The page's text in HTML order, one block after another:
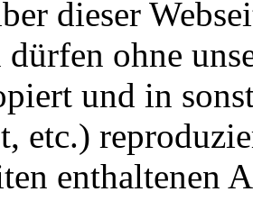
dieser
dürfen ohne
und in
etc.)
enthaltenen